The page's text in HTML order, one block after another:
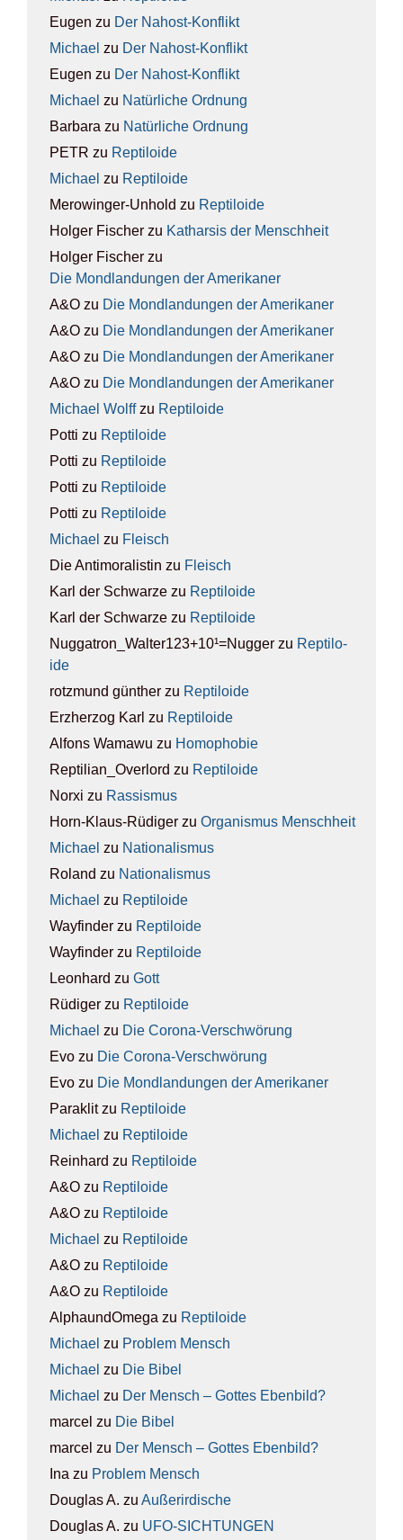
Eugen zu Der Nah­ost-Kon­flikt
Michael zu Der Nah­ost-Kon­flikt
Eugen zu Der Nah­ost-Kon­flikt
Michael zu Natür­li­che Ord­nung
Barbara zu Natür­li­che Ord­nung
PETR zu Rep­ti­lo­ide
Michael zu Rep­ti­lo­ide
Merowinger-Unhold zu Rep­ti­lo­ide
Holger Fischer zu Kathar­sis der Mensch­heit
Holger Fischer zu
Die Mond­lan­dun­gen der Ame­ri­ka­ner
A&O zu Die Mond­lan­dun­gen der Ame­ri­ka­ner
A&O zu Die Mond­lan­dun­gen der Ame­ri­ka­ner
A&O zu Die Mond­lan­dun­gen der Ame­ri­ka­ner
A&O zu Die Mond­lan­dun­gen der Ame­ri­ka­ner
Michael Wolffzu Rep­ti­lo­ide
Potti zu Rep­ti­lo­ide
Potti zu Rep­ti­lo­ide
Potti zu Rep­ti­lo­ide
Potti zu Rep­ti­lo­ide
Michael zu Fleisch
Die Antimoralistin zu Fleisch
Karl der Schwarze zu Rep­ti­lo­ide
Karl der Schwarze zu Rep­ti­lo­ide
Nuggatron_Walter123+10¹=Nugger zu Rep­ti­lo­
ide
rotzmund günther zu Rep­ti­lo­ide
Erzherzog Karl zu Rep­ti­lo­ide
Alfons Wamawu zu Homo­pho­bie
Reptilian_Overlord zu Rep­ti­lo­ide
Norxi zu Ras­sis­mus
Horn-Klaus-Rüdiger zu Orga­nis­mus Mensch­heit
Michael zu Natio­na­lis­mus
Roland zu Natio­na­lis­mus
Michael zu Rep­ti­lo­ide
Wayfinder zu Rep­ti­lo­ide
Wayfinder zu Rep­ti­lo­ide
Leonhard zu Gott
Rüdiger zu Rep­ti­lo­ide
Michael zu Die Coro­na-Ver­schwö­rung
Evo zu Die Coro­na-Ver­schwö­rung
Evo zu Die Mond­lan­dun­gen der Ame­ri­ka­ner
Paraklitzu Rep­ti­lo­ide
Michael zu Rep­ti­lo­ide
Reinhard zu Rep­ti­lo­ide
A&O zu Rep­ti­lo­ide
A&O zu Rep­ti­lo­ide
Michael zu Rep­ti­lo­ide
A&O zu Rep­ti­lo­ide
A&O zu Rep­ti­lo­ide
AlphaundOmega zu Rep­ti­lo­ide
Michael zu Pro­blem Mensch
Michael zu Die Bibel
Michael zu Der Mensch – Got­tes Eben­bild?
marcel zu Die Bibel
marcel zu Der Mensch – Got­tes Eben­bild?
Ina zu Pro­blem Mensch
Douglas A. zu Außer­ir­di­sche
Douglas A. zu UFO-SICH­TUN­GEN